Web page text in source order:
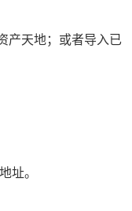
产天地；或者导入已
址。